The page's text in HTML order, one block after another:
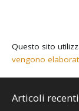
Questo sito
vengono
Articoli recenti